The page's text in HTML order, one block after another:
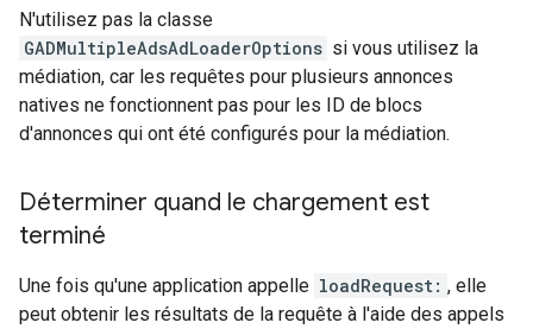
N'utilisez pas la classe
GADMultipleAdsAdLoaderOptions si vous utilisez la
médiation, car les requêtes pour plusieurs annonces
natives ne fonctionnent pas pour les ID de blocs
d'annonces qui ont été configurés pour la médiation.
Déterminer quand le chargement est
terminé
Une fois qu'une application appelle loadRequest: , elle
peut obtenir les résultats de la requête à l'aide des appels